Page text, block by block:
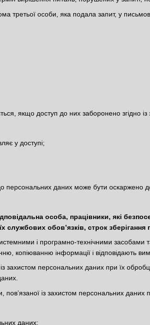
третьої особи, яка подала запит, у
якщо доступ до них заборонено згідно із
у доступі;
персональних даних може бути оскаржено
особа, працівники, які
службових обов’язків, строк
і програмно-технічними засобами та
копіюванню інформації і відповідають
захистом персональних даних при їх
із захистом персональних даних
даних;